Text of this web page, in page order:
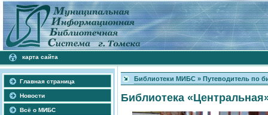
карта сайта
Главная страница
Новости
Всё о МИБС
Библиотеки МИБС » Путеводитель по
Библиотека «